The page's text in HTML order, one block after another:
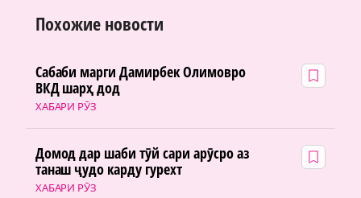
Похожие новости
ХАБАРИ РӮЗ
Сабаби марги Дамирбек Олимовро
ВКД шарҳ дод
ХАБАРИ РӮЗ
Домод дар шаби тӯй сари арӯсро аз
танаш ҷудо карду гурехт